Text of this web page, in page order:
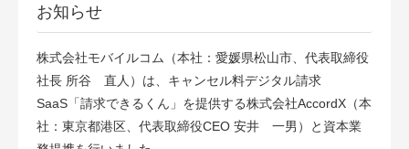
お知らせ
株式会社モバイルコム（本社：愛媛県松山市、代表取締役
社長 所谷 直人）は、キャンセル料デジタル請求
SaaS「請求できるくん」を提供する株式会社AccordX（本
社：東京都港区、代表取締役CEO 安井 一男）と資本業